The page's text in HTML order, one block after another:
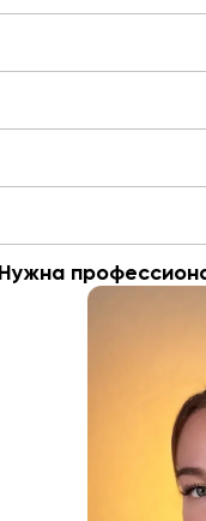
Нужна